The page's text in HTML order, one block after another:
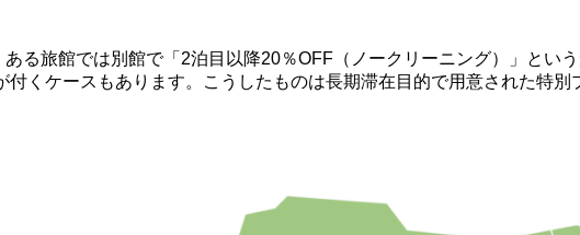
る旅館では別館で「2泊目以降20％OFF（ノークリーニング）」とい
くケースもあります。こうしたものは長期滞在目的で用意された特別